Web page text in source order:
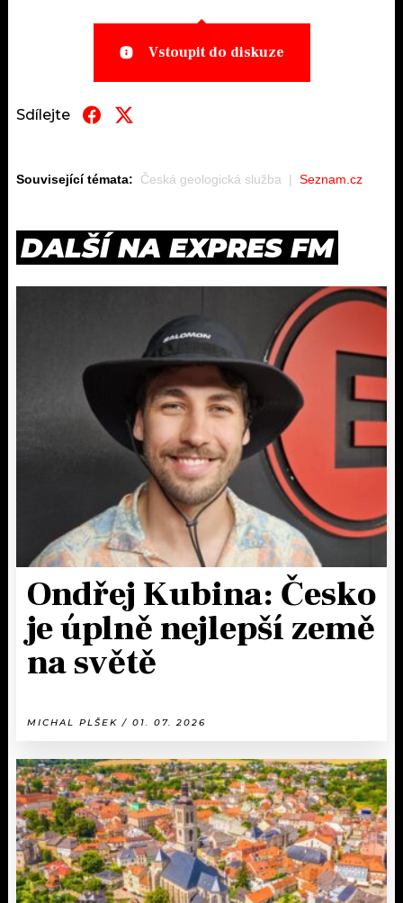
Vstoupit do diskuze
Sdílejte
Související témata: Česká geologická služba Seznam.cz
DALŠÍ NA EXPRES FM
Ondřej Kubina: Česko
je úplně nejlepší země
na světě
MICHAL PLŠEK / 01. 07. 2026